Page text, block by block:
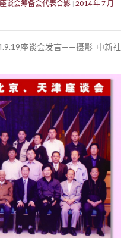
谈会筹备会代表合影 2014 年 7 月
座谈会发言——摄影 中新社